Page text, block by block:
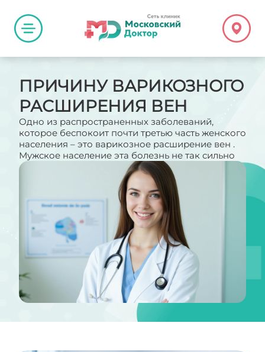
ПРИЧИНУ ВАРИКОЗНОГО
РАСШИРЕНИЯ ВЕН
Одно из распространенных заболеваний,
которое беспокоит почти третью часть женского
населения – это варикозное расширение вен .
Мужское население эта болезнь не так сильно